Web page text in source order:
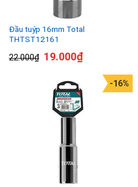
Đầu tuýp 16mm Total
THTST12161
22.000₫ 19.000₫
-16%